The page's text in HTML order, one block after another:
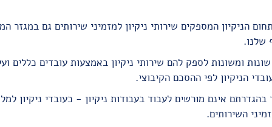
הניקיון המספקים שירותי ניקיון למזמיני שירותים גם במגזר
שלנו.
ומשונות לספק להם שירותי ניקיון באמצעות עובדים כללים
הניקיון לפי ההסכם הקיבוצי.
אינם מורשים לעבוד בעבודות ניקיון - כעובדי ניקיון
השירותים.